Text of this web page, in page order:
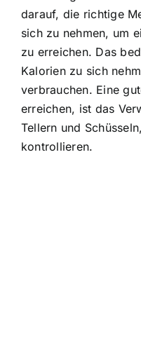
darauf, die richtige
sich zu nehmen, um
zu erreichen. Das
Kalorien zu sich
verbrauchen. Eine
erreichen, ist das
Tellern und
kontrollieren.